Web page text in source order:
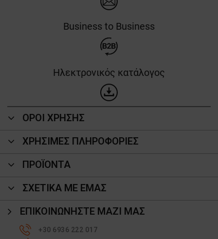
Business to Business
Ηλεκτρονικός κατάλογος
ΟΡΟΙ ΧΡΗΣΗΣ
ΧΡΗΣΙΜΕΣ ΠΛΗΡΟΦΟΡΙΕΣ
ΠΡΟΪΌΝΤΑ
ΣΧΕΤΙΚΑ ΜΕ ΕΜΑΣ
ΕΠΙΚΟΙΝΩΝΉΣΤΕ ΜΑΖΊ ΜΑΣ
+30 6936 222 017